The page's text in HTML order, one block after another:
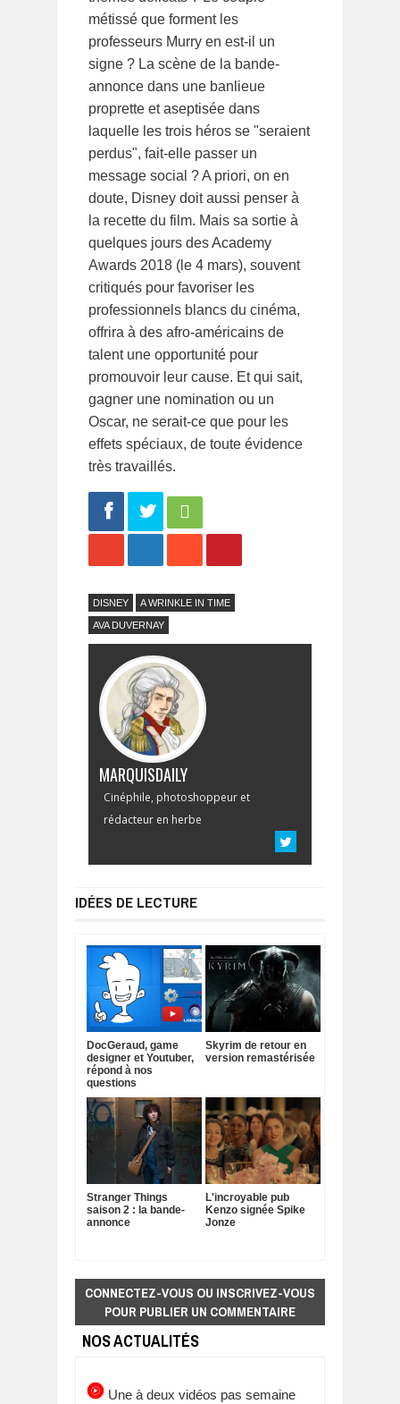
métissé que forment les
professeurs Murry en est-il un
signe ? La scène de la bande-
annonce dans une banlieue
proprette et aseptisée dans
laquelle les trois héros se "seraient
perdus", fait-elle passer un
message social ? A priori, on en
doute, Disney doit aussi penser à
la recette du film. Mais sa sortie à
quelques jours des Academy
Awards 2018 (le 4 mars), souvent
critiqués pour favoriser les
professionnels blancs du cinéma,
offrira à des afro-américains de
talent une opportunité pour
promouvoir leur cause. Et qui sait,
gagner une nomination ou un
Oscar, ne serait-ce que pour les
effets spéciaux, de toute évidence
très travaillés.
DISNEY A WRINKLE IN TIME
AVA DUVERNAY
MARQUISDAILY
Cinéphile, photoshoppeur et
rédacteur en herbe
IDÉES DE LECTURE
DocGeraud, game
designer et Youtuber,
répond à nos
questions
Skyrim de retour en
version remastérisée
Stranger Things
saison 2 : la bande-
annonce
L'incroyable pub
Kenzo signée Spike
Jonze
CONNECTEZ-VOUS OU INSCRIVEZ-VOUS
POUR PUBLIER UN COMMENTAIRE
NOS ACTUALITÉS
Une à deux vidéos pas semaine